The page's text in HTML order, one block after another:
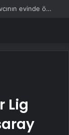
İstanbul’da sır ölüm: 37 yaşındaki kadın savcının evinde ölü bulundu!
Lig